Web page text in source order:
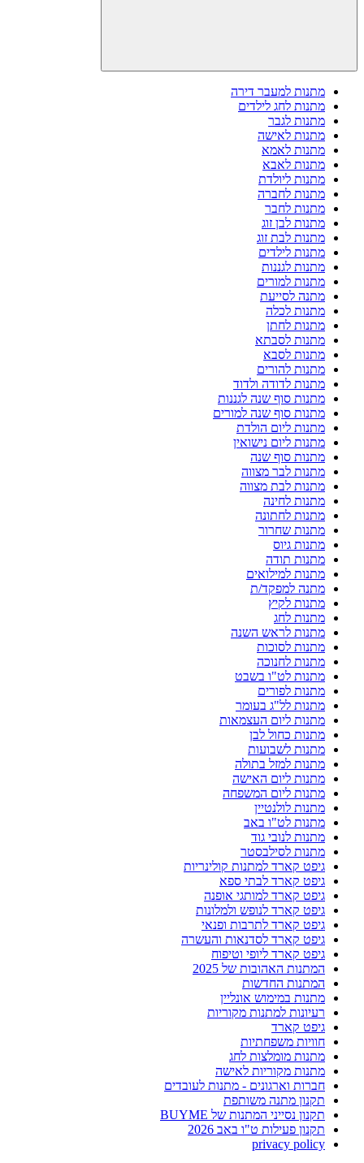
מתנות למעבר דירה
מתנות לחג לילדים
מתנות לגבר
מתנות לאישה
מתנות לאמא
מתנות לאבא
מתנות ליולדת
מתנות לחברה
מתנות לחבר
מתנות לבן זוג
מתנות לבת זוג
מתנות לילדים
מתנות לגננות
מתנות למורים
מתנה לסייעת
מתנות לכלה
מתנות לחתן
מתנות לסבתא
מתנות לסבא
מתנות להורים
מתנות לדודה ולדוד
מתנות סוף שנה לגננות
מתנות סוף שנה למורים
מתנות ליום הולדת
מתנות ליום נישואין
מתנות סוף שנה
מתנות לבר מצווה
מתנות לבת מצווה
מתנות לחינה
מתנות לחתונה
מתנות שחרור
מתנות גיוס
מתנות תודה
מתנות למילואים
מתנה למפקד/ת
מתנות לקיץ
מתנות לחג
מתנות לראש השנה
מתנות לסוכות
מתנות לחנוכה
מתנות לט"ו בשבט
מתנות לפורים
מתנות לל"ג בעומר
מתנות ליום העצמאות
מתנות כחול לבן
מתנות לשבועות
מתנות למזל בתולה
מתנות ליום האישה
מתנות ליום המשפחה
מתנות לולנטיין
מתנות לט"ו באב
מתנות לנובי גוד
מתנות לסילבסטר
גיפט קארד למתנות קולינריות
גיפט קארד לבתי ספא
גיפט קארד למותגי אופנה
גיפט קארד לנופש ולמלונות
גיפט קארד לתרבות ופנאי
גיפט קארד לסדנאות והעשרה
גיפט קארד ליופי וטיפוח
המתנות האהובות של 2025
המתנות החדשות
מתנות במימוש אונליין
רעיונות למתנות מקוריות
גיפט קארד
חוויות משפחתיות
מתנות מומלצות לחג
מתנות מקוריות לאישה
חברות וארגונים - מתנות לעובדים
תקנון מתנה משותפת
תקנון נסייני המתנות של BUYME
תקנון פעילות ט"ו באב 2026
privacy policy